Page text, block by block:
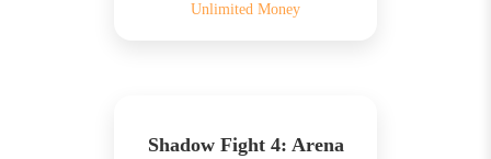
Unlimited Money
Shadow Fight 4: Arena